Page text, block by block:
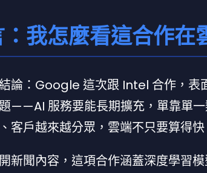
：我怎麼看這合作在
論：Google 這次跟 Intel 合作，表
——AI 服務要能長期擴充，單靠單
客戶越來越分眾，雲端不只要算得
新聞內容，這項合作涵蓋深度學習